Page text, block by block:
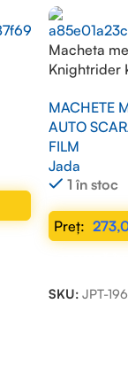
Macheta
Knightrider
1/24
MACHETE
AUTO
FILM
Jada
1 în stoc
SKU: JPT-